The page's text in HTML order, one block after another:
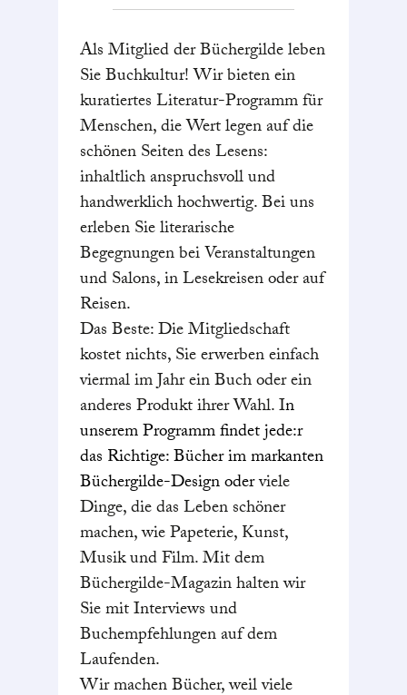
Als Mitglied der Büchergilde leben
Sie Buchkultur! Wir bieten ein
kuratiertes Literatur-Programm für
Menschen, die Wert legen auf die
schönen Seiten des Lesens:
inhaltlich anspruchsvoll und
handwerklich hochwertig. Bei uns
erleben Sie literarische
Begegnungen bei Veranstaltungen
und Salons, in Lesekreisen oder auf
Reisen.
Das Beste: Die Mitgliedschaft
kostet nichts, Sie erwerben einfach
viermal im Jahr ein Buch oder ein
anderes Produkt ihrer Wahl. In
unserem Programm findet jede:r
das Richtige: Bücher im markanten
Büchergilde-Design oderviele
Dinge, die das Leben schöner
machen, wie Papeterie, Kunst,
Musik und Film. Mit dem
Büchergilde-Magazin halten wir
Sie mit Interviews und
Buchempfehlungen auf dem
Laufenden.
Wir machen Bücher, weil viele